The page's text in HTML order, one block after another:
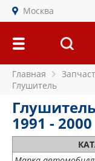
Москва
Главная
Глушитель
1991 - 2000